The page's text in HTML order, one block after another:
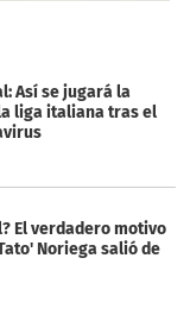
Así se jugará la
liga italiana tras el
El verdadero motivo
Noriega salió de